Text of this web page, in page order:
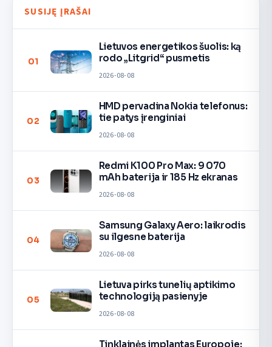
SUSIJĘ ĮRAŠAI
01
Lietuvos energetikos šuolis: ką
rodo „Litgrid“ pusmetis
2026-08-08
02
HMD pervadina Nokia telefonus:
tie patys įrenginiai
2026-08-08
03
Redmi K100 Pro Max: 9 070
mAh baterija ir 185 Hz ekranas
2026-08-08
04
Samsung Galaxy Aero: laikrodis
su ilgesne baterija
2026-08-08
05
Lietuva pirks tunelių aptikimo
technologiją pasienyje
2026-08-08
Tinklainės implantas Europoje: